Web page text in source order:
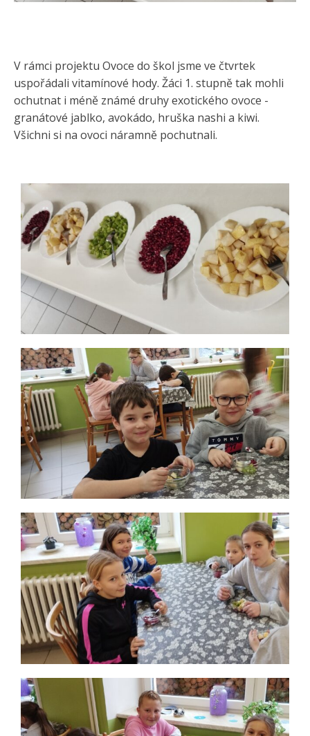
V rámci projektu Ovoce do škol jsme ve čtvrtek
uspořádali vitamínové hody. Žáci 1. stupně tak mohli
ochutnat i méně známé druhy exotického ovoce -
granátové jablko, avokádo, hruška nashi a kiwi.
Všichni si na ovoci náramně pochutnali.